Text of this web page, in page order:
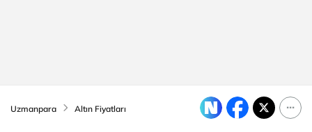
Uzmanpara Altın Fiyatları